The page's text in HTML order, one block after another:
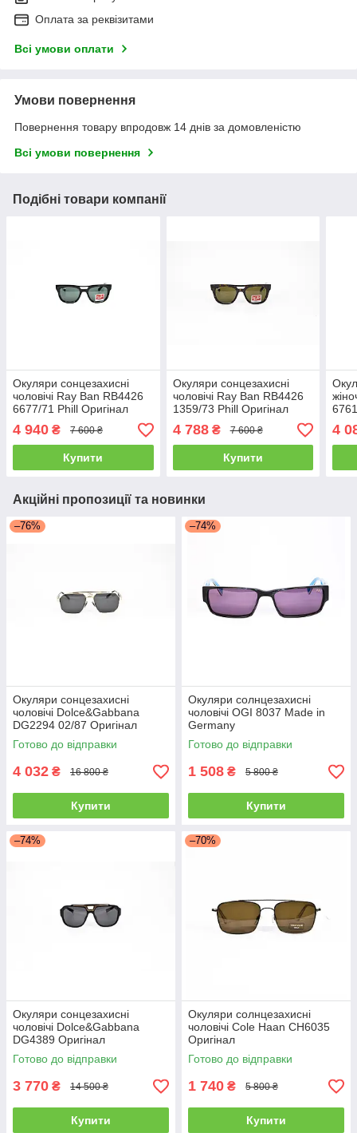
Оплата за реквізитами
Всі умови оплати
Умови повернення
Повернення товару впродовж 14 днів за домовленістю
Всі умови повернення
Подібні товари компанії
Окуляри сонцезахисні
чоловічі Ray Ban RB4426
6677/71 Phill Оригінал
4 940 ₴ 7 600 ₴
Купити
Окуляри сонцезахисні
чоловічі Ray Ban RB4426
1359/73 Phill Оригінал
4 788₴ 7 600 ₴
Купити
4
Акційні пропозиції та новинки
–76%
Окуляри сонцезахисні
чоловічі Dolce&Gabbana
DG2294 02/87 Оригінал
Готово до відправки
4 032 ₴ 16 800 ₴
Купити
–74%
Окуляри солнцезахисні
чоловічі OGI 8037 Made in
Germany
Готово до відправки
1 508 ₴ 5 800 ₴
Купити
–74%
Окуляри сонцезахисні
чоловічі Dolce&Gabbana
DG4389 Оригінал
Готово до відправки
3 770 ₴ 14 500 ₴
Купити
–70%
Окуляри солнцезахисні
чоловічі Cole Haan CH6035
Оригінал
Готово до відправки
1 740 ₴ 5 800 ₴
Купити